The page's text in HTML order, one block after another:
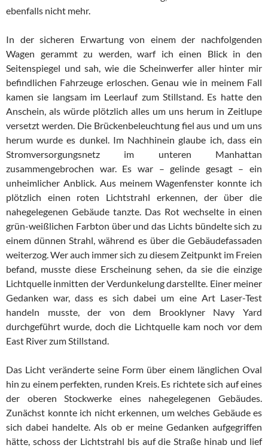
ebenfalls nicht mehr.
In der sicheren Erwartung von einem der nachfolgenden
Wagen gerammt zu werden, warf ich einen Blick in den
Seitenspiegel und sah, wie die Scheinwerfer aller hinter mir
befindlichen Fahrzeuge erloschen. Genau wie in meinem Fall
kamen sie langsam im Leerlauf zum Stillstand. Es hatte den
Anschein, als würde plötzlich alles um uns herum in Zeitlupe
versetzt werden. Die Brückenbeleuchtung fiel aus und um uns
herum wurde es dunkel. Im Nachhinein glaube ich, dass ein
Stromversorgungsnetz im unteren Manhattan
zusammengebrochen war. Es war – gelinde gesagt – ein
unheimlicher Anblick. Aus meinem Wagenfenster konnte ich
plötzlich einen roten Lichtstrahl erkennen, der über die
nahegelegenen Gebäude tanzte. Das Rot wechselte in einen
grün-weißlichen Farbton über und das Lichts bündelte sich zu
einem dünnen Strahl, während es über die Gebäudefassaden
weiterzog. Wer auch immer sich zu diesem Zeitpunkt im Freien
befand, musste diese Erscheinung sehen, da sie die einzige
Lichtquelle inmitten der Verdunkelung darstellte. Einer meiner
Gedanken war, dass es sich dabei um eine Art Laser-Test
handeln musste, der von dem Brooklyner Navy Yard
durchgeführt wurde, doch die Lichtquelle kam noch vor dem
East River zum Stillstand.
Das Licht veränderte seine Form über einem länglichen Oval
hin zu einem perfekten, runden Kreis. Es richtete sich auf eines
der oberen Stockwerke eines nahegelegenen Gebäudes.
Zunächst konnte ich nicht erkennen, um welches Gebäude es
sich dabei handelte. Als ob er meine Gedanken aufgegriffen
hätte, schoss der Lichtstrahl bis auf die Straße hinab und lief